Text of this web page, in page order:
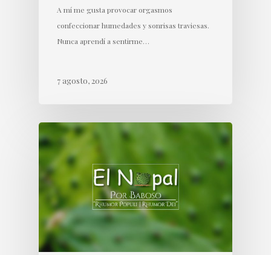
A mí me gusta provocar orgasmos
confeccionar humedades y sonrisas traviesas.
Nunca aprendí a sentirme…
7 agosto, 2026